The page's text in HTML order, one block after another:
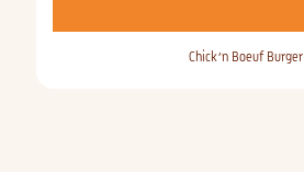
Chick’n Boeuf Burger